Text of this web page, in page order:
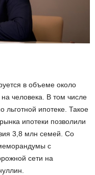
в объеме около
человека. В том числе
ипотеке. Такое
ипотеки позволили
3,8 млн семей. Со
с
сети на